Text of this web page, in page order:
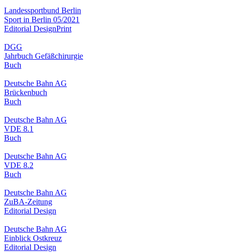
Landessportbund Berlin
Sport in Berlin 05/2021
Editorial DesignPrint
DGG
Jahrbuch Gefäßchirurgie
Buch
Deutsche Bahn AG
Brückenbuch
Buch
Deutsche Bahn AG
VDE 8.1
Buch
Deutsche Bahn AG
VDE 8.2
Buch
Deutsche Bahn AG
ZuBA-Zeitung
Editorial Design
Deutsche Bahn AG
Einblick Ostkreuz
Editorial Design